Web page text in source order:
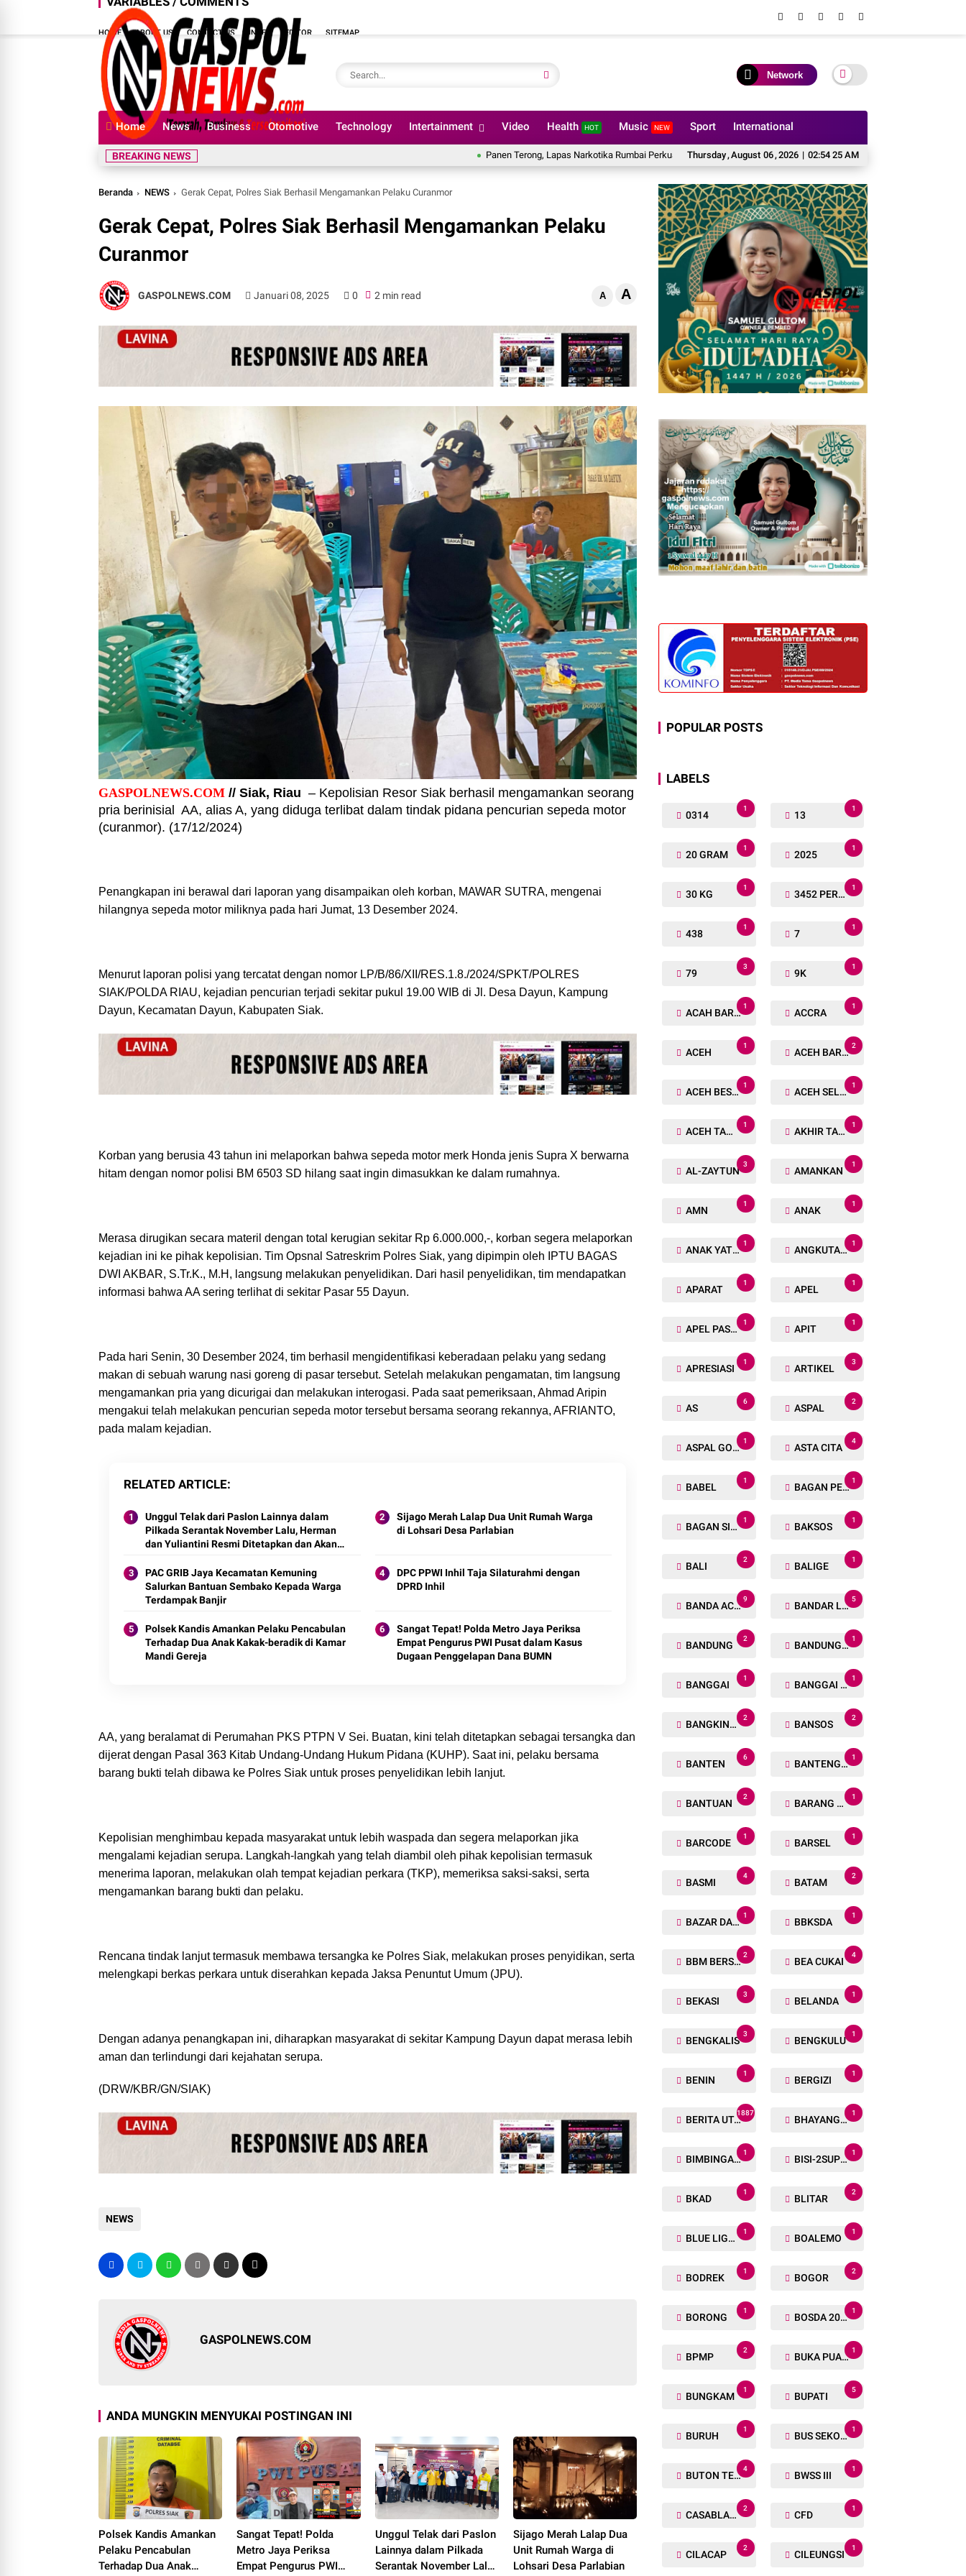
HOME ABOUT US CONTACT US INDEX EDITOR SITEMAP
Network
Home News Business Otomotive Technology Intertainment Video Health HOT Music NEW Sport International
Thursday,August 06,2026 | 02:54 26 AM
BREAKING NEWS Panen Terong, Lapas Narkotika Rumbai Perkuat Program Ketahanan Pangan Viral! Mahasiswa Gizi Kesmas USU, Banjir Pujian
Beranda NEWS Gerak Cepat, Polres Siak Berhasil Mengamankan Pelaku Curanmor
Gerak Cepat, Polres Siak Berhasil Mengamankan Pelaku
Curanmor
GASPOLNEWS.COM Januari 08, 2025 0 2 min read A A
GASPOLNEWS.COM // Siak, Riau – Kepolisian Resor Siak berhasil mengamankan seorang
pria berinisial AA, alias A, yang diduga terlibat dalam tindak pidana pencurian sepeda motor
(curanmor). (17/12/2024)
Penangkapan ini berawal dari laporan yang disampaikan oleh korban, MAWAR SUTRA, mengenai
hilangnya sepeda motor miliknya pada hari Jumat, 13 Desember 2024.
Menurut laporan polisi yang tercatat dengan nomor LP/B/86/XII/RES.1.8./2024/SPKT/POLRES
SIAK/POLDA RIAU, kejadian pencurian terjadi sekitar pukul 19.00 WIB di Jl. Desa Dayun, Kampung
Dayun, Kecamatan Dayun, Kabupaten Siak.
Korban yang berusia 43 tahun ini melaporkan bahwa sepeda motor merk Honda jenis Supra X berwarna
hitam dengan nomor polisi BM 6503 SD hilang saat ingin dimasukkan ke dalam rumahnya.
Merasa dirugikan secara materil dengan total kerugian sekitar Rp 6.000.000,-, korban segera melaporkan
kejadian ini ke pihak kepolisian. Tim Opsnal Satreskrim Polres Siak, yang dipimpin oleh IPTU BAGAS
DWI AKBAR, S.Tr.K., M.H, langsung melakukan penyelidikan. Dari hasil penyelidikan, tim mendapatkan
informasi bahwa AA sering terlihat di sekitar Pasar 55 Dayun.
Pada hari Senin, 30 Desember 2024, tim berhasil mengidentifikasi keberadaan pelaku yang sedang
makan di sebuah warung nasi goreng di pasar tersebut. Setelah melakukan pengamatan, tim langsung
mengamankan pria yang dicurigai dan melakukan interogasi. Pada saat pemeriksaan, Ahmad Aripin
mengakui telah melakukan pencurian sepeda motor tersebut bersama seorang rekannya, AFRIANTO,
pada malam kejadian.
RELATED ARTICLE
Unggul Telak dari Paslon Lainnya dalam
Pilkada Serantak November Lalu, Herman
dan Yuliantini Resmi Ditetapkan dan Akan
KPU Inhil
Sijago Merah Lalap Dua Unit Rumah Warga
di Lohsari Desa Parlabian
PAC GRIB Jaya Kecamatan Kemuning
Salurkan Bantuan Sembako Kepada Warga
Terdampak Banjir
DPC PPWI Inhil Taja Silaturahmi dengan
DPRD Inhil
Polsek Kandis Amankan Pelaku Pencabulan
Terhadap Dua Anak Kakak-beradik di Kamar
Mandi Gereja
Sangat Tepat! Polda Metro Jaya Periksa
Empat Pengurus PWI Pusat dalam Kasus
Dugaan Penggelapan Dana BUMN
AA, yang beralamat di Perumahan PKS PTPN V Sei. Buatan, kini telah ditetapkan sebagai tersangka dan
dijerat dengan Pasal 363 Kitab Undang-Undang Hukum Pidana (KUHP). Saat ini, pelaku bersama
barang bukti telah dibawa ke Polres Siak untuk proses penyelidikan lebih lanjut.
Kepolisian menghimbau kepada masyarakat untuk lebih waspada dan segera melaporkan jika
mengalami kejadian serupa. Langkah-langkah yang telah diambil oleh pihak kepolisian termasuk
menerima laporan, melakukan olah tempat kejadian perkara (TKP), memeriksa saksi-saksi, serta
mengamankan barang bukti dan pelaku.
Rencana tindak lanjut termasuk membawa tersangka ke Polres Siak, melakukan proses penyidikan, serta
melengkapi berkas perkara untuk diserahkan kepada Jaksa Penuntut Umum (JPU).
Dengan adanya penangkapan ini, diharapkan masyarakat di sekitar Kampung Dayun dapat merasa lebih
aman dan terlindungi dari kejahatan serupa.
(DRW/KBR/GN/SIAK)
NEWS
GASPOLNEWS.COM
ANDA MUNGKIN MENYUKAI POSTINGAN INI
Polsek Kandis Amankan
Pelaku Pencabulan
Terhadap Dua Anak
Sangat Tepat! Polda
Metro Jaya Periksa
Empat Pengurus PWI
Unggul Telak dari Paslon
Lainnya dalam Pilkada
Serantak November Lalu,
Sijago Merah Lalap Dua
Unit Rumah Warga di
Lohsari Desa Parlabian
POPULAR POSTS
LABELS
0314
1
13
1
20 GRAM
1
2025
1
30 KG
1
3452 PERSONIL
1
438
1
7
1
79
3
9K
1
ACAH BARAT
1
ACCRA
1
ACEH
1
ACEH BARAT
2
ACEH BESAR
1
ACEH SELATAN
1
ACEH TAMIANG
1
AKHIR TAHUN
1
AL-ZAYTUN
3
AMANKAN
1
AMN
1
ANAK
1
ANAK YATIM
1
ANGKUTAN TRANSPORTASI
1
APARAT
1
APEL
1
APEL PASUKAN
1
APIT
1
APRESIASI
1
ARTIKEL
3
AS
6
ASPAL
2
ASPAL GORENG
1
ASTA CITA
4
BABEL
1
BAGAN PETE
1
BAGAN SIAPIN API
1
BAKSOS
1
BALI
2
BALIGE
1
BANDA ACEH
9
BANDAR LAMPUNG
5
BANDUNG
2
BANDUNG BARAT
1
BANGGAI
1
BANGGAI LAUT
1
BANGKINANG
2
BANSOS
2
BANTEN
6
BANTENG RAIDERS
1
BANTUAN
2
BARANG TUAKA
1
BARCODE
1
BARSEL
1
BASMI
4
BATAM
2
BAZAR DAN BAKSOS RAMADHAN
1
BBKSDA
1
BBM BERSUBSIDI
2
BEA CUKAI
4
BEKASI
3
BELANDA
1
BENGKALIS
3
BENGKULU
1
BENIN
1
BERGIZI
1
BERITA UTAMA
1887
BHAYANGKARA RUN
1
BIMBINGAN ROHANI
1
BISI-2SUPER
1
BKAD
1
BLITAR
2
BLUE LIGHT
1
BOALEMO
1
BODREK
1
BOGOR
2
BORONG
1
BOSDA 2024
1
BPMP
2
BUKA PUASA BERSAMA
1
BUNGKAM
1
BUPATI
5
BURUH
1
BUS SEKOLAH
1
BUTON TENGAH
4
BWSS III
1
CASABLANCA
2
CFD
1
CILACAP
2
CILEUNGSI
1